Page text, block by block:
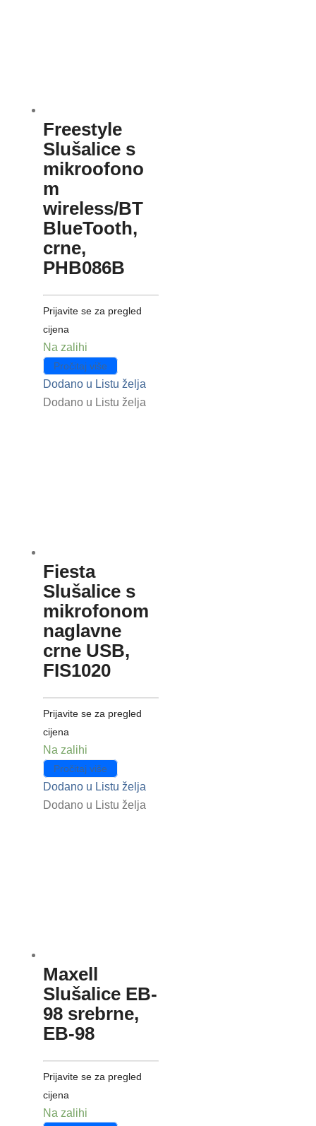
Freestyle
Slušalice s
mikroofono
m
wireless/BT
BlueTooth,
crne,
PHB086B
Prijavite se za pregled
cijena
Na zalihi
Pročitaj više
Dodano u Listu želja
Dodano u Listu želja
Fiesta
Slušalice s
mikrofonom
naglavne
crne USB,
FIS1020
Prijavite se za pregled
cijena
Na zalihi
Pročitaj više
Dodano u Listu želja
Dodano u Listu želja
Maxell
Slušalice EB-
98 srebrne,
EB-98
Prijavite se za pregled
cijena
Na zalihi